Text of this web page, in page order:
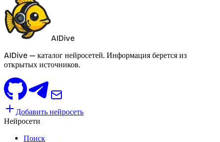
AIDive
AIDive — каталог нейросетей. Информация берется из
открытых источников.
Добавить нейросеть
Нейросети
Поиск